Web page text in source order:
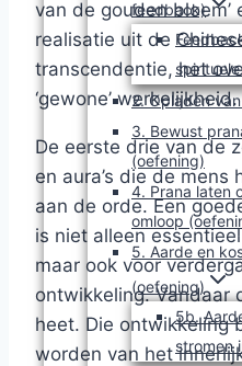
feedback)
2. Opladen
3. Bewust
(oefening)
4. Prana laten
omloop
5. Aarde en
(oefening)
5b.
stromen
van de gouden bloem’
realisatie uit de
transcendentie, het
‘gewone’ werkelijkheid.
De eerste drie van de
en aura’s die de mens
aan de orde. Een
is niet alleen
maar ook voor
ontwikkeling. Vandaar
heet. Die ontwikkeling
worden van het